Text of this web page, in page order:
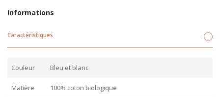
Informations
Caractéristiques
Couleur Bleu et blanc
Matière 100% coton biologique